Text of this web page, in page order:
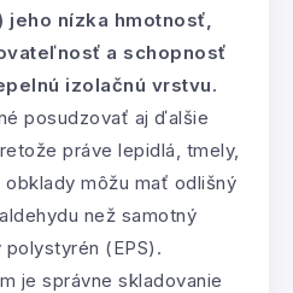
jeho nízka hmotnosť,
a schopnosť
izolačnú vrstvu.
posudzovať aj ďalšie
práve lepidlá, tmely,
môžu mať odlišný
než samotný
polystyrén (EPS).
je správne skladovanie